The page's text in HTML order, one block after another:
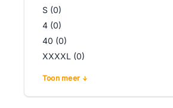
S (0)
4 (0)
40 (0)
XXXXL (0)
Toon meer